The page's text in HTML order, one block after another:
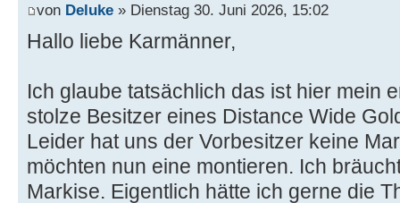
von Deluke » Dienstag 30. Juni 2026, 15:02
Hallo liebe Karmänner,
Ich glaube tatsächlich das ist hier mein
stolze Besitzer eines Distance Wide
Leider hat uns der Vorbesitzer keine
möchten nun eine montieren. Ich
Markise. Eigentlich hätte ich gerne die